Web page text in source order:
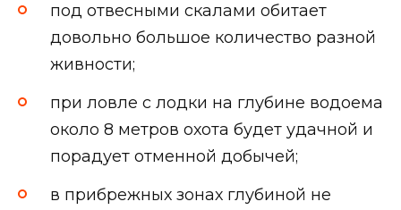
под отвесными скалами обитает
довольно большое количество разной
живности;
при ловле с лодки на глубине водоема
около 8 метров охота будет удачной и
порадует отменной добычей;
в прибрежных зонах глубиной не